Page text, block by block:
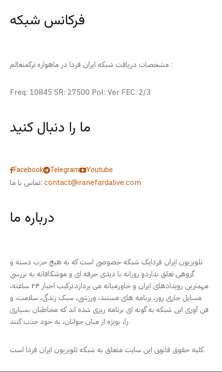
فرکانس شبکه
مشخصات دریافت شبکه ایران فردا در ماهواره ترکمنعالم :
Freq: 10845 SR: 27500 Pol: Ver FEC: 2/3
ما را دنبال کنید
Facebook Telegram
Youtube
تماس با ما: contact@iranefardalive.com
درباره ما
تلویزیون ایران فردایک شبکه خصوصی است که به هیچ حزب دسته و
گروهی تعلق نداردو روزانه با دیدی حرفه ای و موشکافانه به بررسی
مهمترین رویدادهای ایران و خاورمیانه می پردازد.ترکیب اخبار ۲۴ ساعته،
مسایل جاری روز، برنامه های مستند، ورزشی، سبک زندگی، سلامت، و
فن آوری این شبکه به گونه ای برنامه ریزی شده اند که مخاطبان بسیاری
را، بویژه از میان جوانان، به خود جذب کنند.
کلیه حقوق قانونی این سایت متعلق به شبکه تلویزیون ایران فردا است.